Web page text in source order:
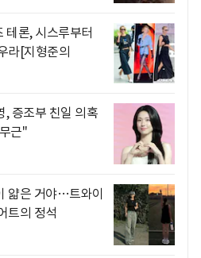
테론, 시스루부터
라[지형준의
, 증조부 친일 의혹
근"
얇은 거야…트와이
트의 정석